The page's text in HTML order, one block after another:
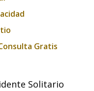
Gratis
Solitario